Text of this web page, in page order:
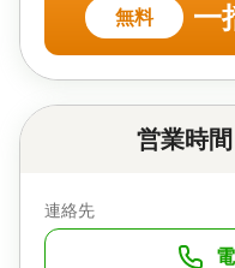
無料 一
営業時
連絡先